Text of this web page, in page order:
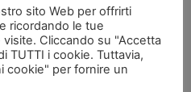
sito Web per offrirti
ricordando le tue
Cliccando su "Accetta
TUTTI i cookie. Tuttavia,
cookie" per fornire un